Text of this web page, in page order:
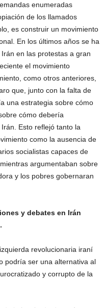
enumeradas
de los llamados
es construir un movimiento
En los últimos años se ha
en las protestas a gran
el movimiento
como otros anteriores,
que, junto con la falta de
una estrategia sobre cómo
cómo debería
Esto reflejó tanto la
como la ausencia de
socialistas capaces de
argumentaban sobre
y los pobres gobernaran
y debates en Irán
revolucionaria iraní
podría ser una alternativa al
y corrupto de la